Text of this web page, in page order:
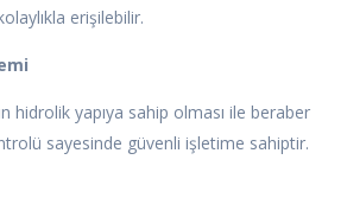
erişilebilir.
hidrolik yapıya sahip olması ile beraber
sayesinde güvenli işletime sahiptir.